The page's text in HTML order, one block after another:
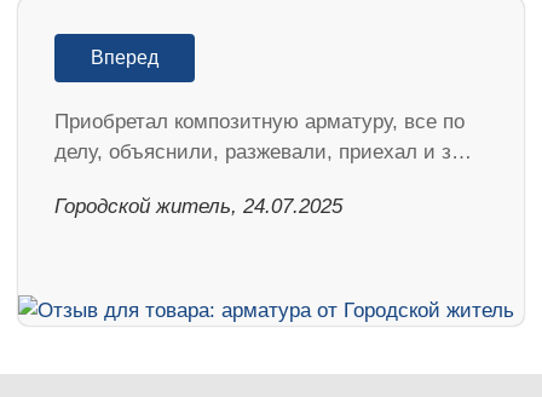
Вперед
Приобретал композитную арматуру, все по
делу, объяснили, разжевали, приехал и з…
Городской житель, 24.07.2025